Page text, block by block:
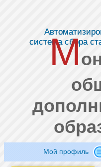
система сбора
М
Мой профиль